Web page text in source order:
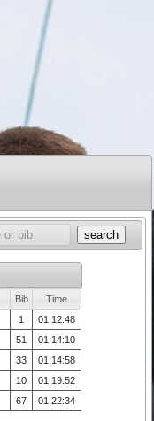
search
Bib
Time
1
01:12:48
51
01:14:10
33
01:14:58
10
01:19:52
67 01:22:34